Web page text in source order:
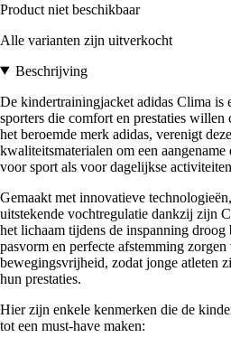
Product niet beschikbaar
Alle varianten zijn uitverkocht
Beschrijving
De kindertrainingjacket adidas Clima is
sporters die comfort en prestaties
het beroemde merk adidas, verenigt
kwaliteitsmaterialen om een
voor sport als voor dagelijkse
Gemaakt met innovatieve
uitstekende vochtregulatie dankzij zijn
het lichaam tijdens de inspanning
pasvorm en perfecte afstemming
bewegingsvrijheid, zodat jonge atleten
hun prestaties.
Hier zijn enkele kenmerken die de
tot een must-have maken: